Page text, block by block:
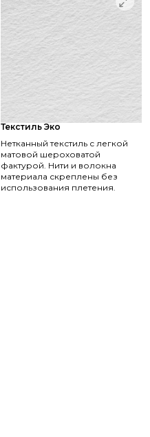
Текстиль Эко
Нетканный текстиль с легкой
матовой шероховатой
фактурой. Нити и волокна
материала скреплены без
использования плетения.